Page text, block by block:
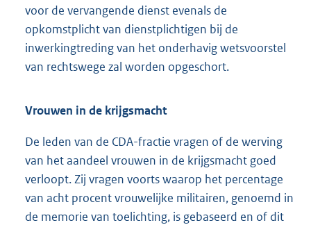
voor de vervangende dienst evenals de
opkomstplicht van dienstplichtigen bij de
inwerkingtreding van het onderhavig wetsvoorstel
van rechtswege zal worden opgeschort.
Vrouwen in de krijgsmacht
De leden van de CDA-fractie vragen of de werving
van het aandeel vrouwen in de krijgsmacht goed
verloopt. Zij vragen voorts waarop het percentage
van acht procent vrouwelijke militairen, genoemd in
de memorie van toelichting, is gebaseerd en of dit